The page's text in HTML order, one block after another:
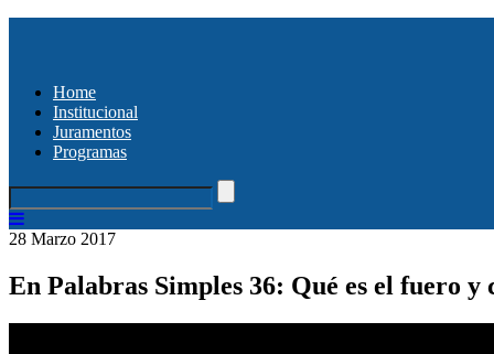
Home
Institucional
Juramentos
Programas
28 Marzo 2017
En Palabras Simples 36: Qué es el fuero y